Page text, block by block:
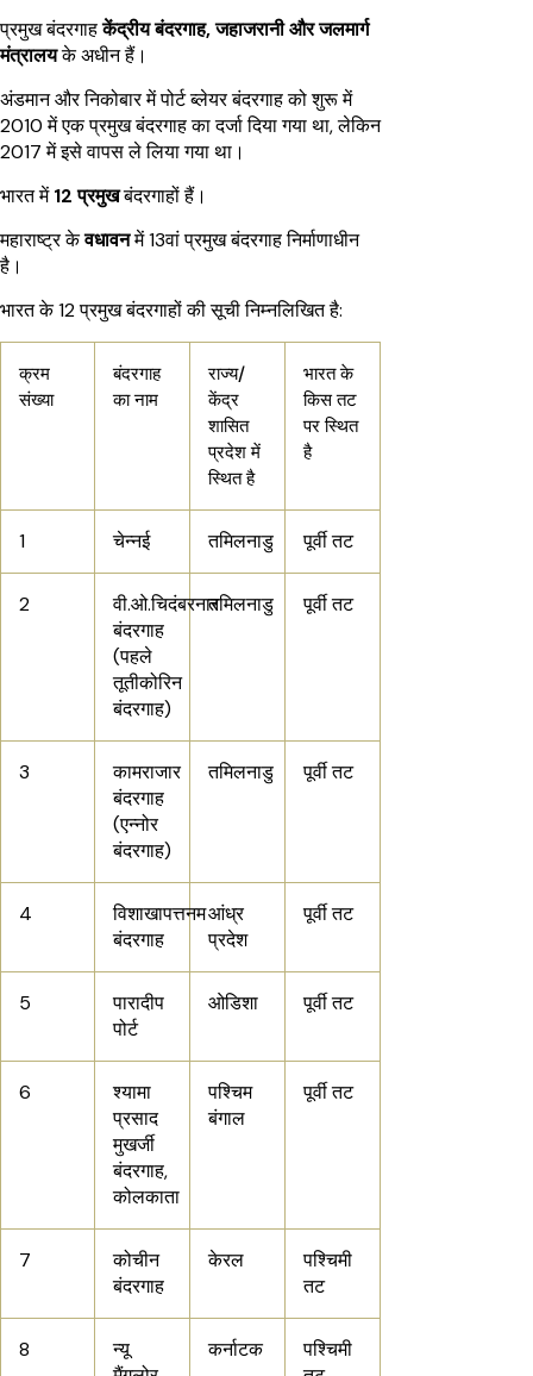
प्रमुख बंदरगाहकेंद्रीय बंदरगाह, जहाजरानी और जलमार्ग
मंत्रालयके अधीन हैं।
अंडमान और निकोबार में पोर्ट ब्लेयर बंदरगाह को शुरू में
2010 में एक प्रमुख बंदरगाह का दर्जा दिया गया था, लेकिन
2017 में इसे वापस ले लिया गया था।
भारत में12 प्रमुखबंदरगाहों हैं।
महाराष्ट्र केवधावनमें 13वां प्रमुख बंदरगाह निर्माणाधीन
है।
भारत के 12 प्रमुख बंदरगाहों की सूची निम्नलिखित है:
क्रम
संख्या
बंदरगाह
का नाम
राज्य/
केंद्र
शासित
प्रदेश में
स्थित है
भारत के
किस तट
पर स्थित
है
1 चेन्नई तमिलनाडु पूर्वी तट
2
वी.ओ.चिदंबरनार
बंदरगाह
(पहले
तूतीकोरिन
बंदरगाह)
तमिलनाडु पूर्वी तट
3
कामराजार
बंदरगाह
(एन्नोर
बंदरगाह)
तमिलनाडु पूर्वी तट
4
विशाखापत्तनम
बंदरगाह
आंध्र
प्रदेश
पूर्वी तट
5
पारादीप
पोर्ट
ओडिशा पूर्वी तट
6
श्यामा
प्रसाद
मुखर्जी
बंदरगाह,
कोलकाता
पश्चिम
बंगाल
पूर्वी तट
7
कोचीन
बंदरगाह
केरल
पश्चिमी
तट
8
न्यू
कर्नाटक
पश्चिमी